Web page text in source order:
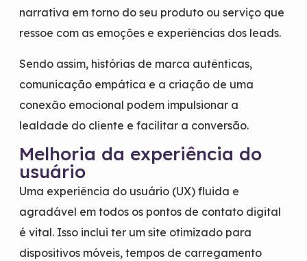
narrativa em torno do seu produto ou serviço que
ressoe com as emoções e experiências dos leads.
Sendo assim, histórias de marca autênticas,
comunicação empática e a criação de uma
conexão emocional podem impulsionar a
lealdade do cliente e facilitar a conversão.
Melhoria da experiência do
usuário
Uma experiência do usuário (UX) fluida e
agradável em todos os pontos de contato digital
é vital. Isso inclui ter um site otimizado para
dispositivos móveis, tempos de carregamento